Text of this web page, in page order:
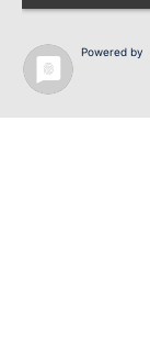
Powered by